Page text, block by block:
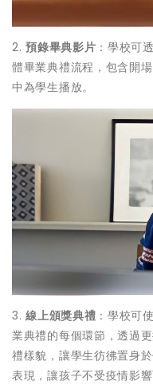
2.預錄畢典影片 ：學校
體畢業典禮流程，包含開
中為學生播放。
3.線上頒獎典禮 ：學校
業典禮的每個環節，透過
禮樣貌，讓學生彷彿置身
表現，讓孩子不受疫情影響